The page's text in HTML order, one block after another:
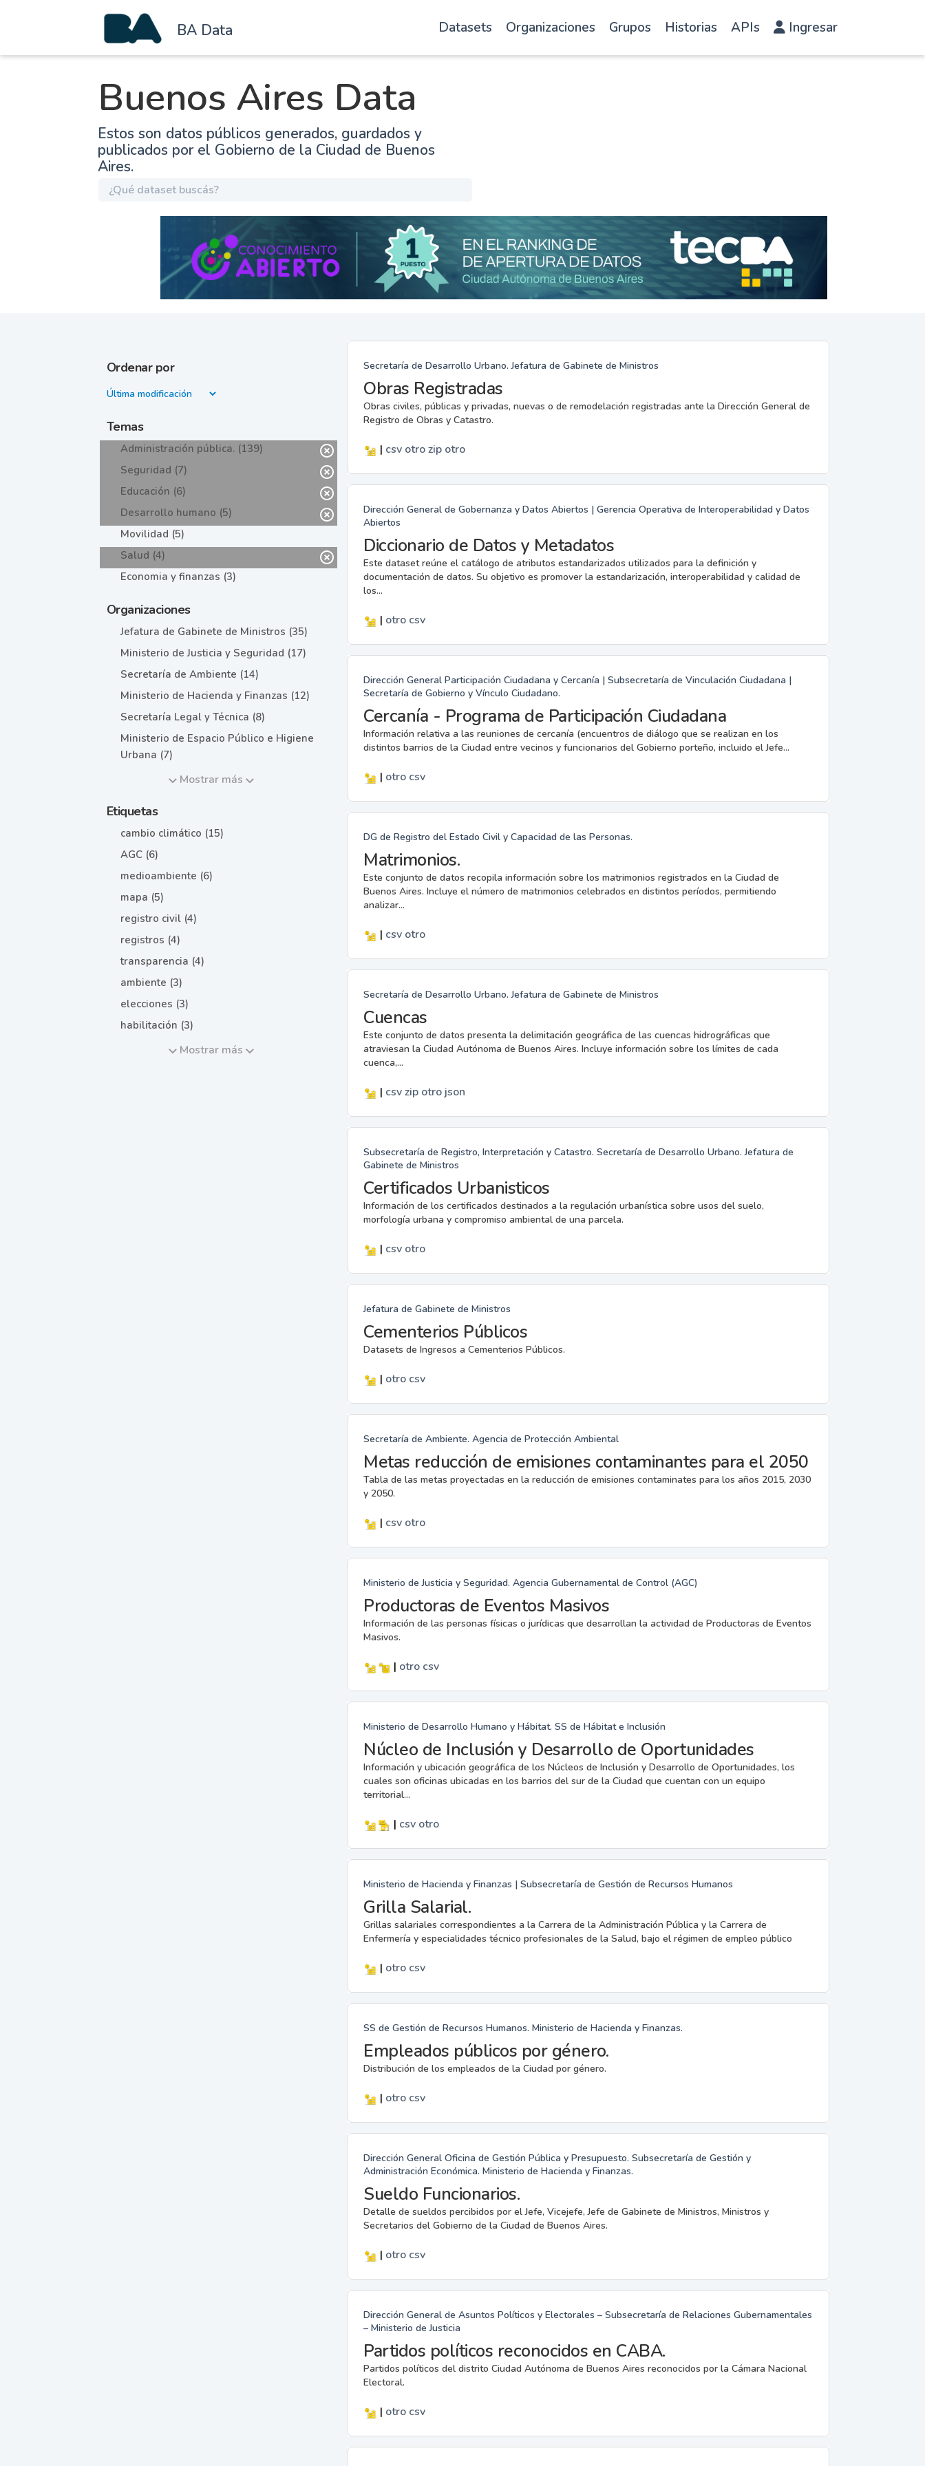
BA Data Datasets Organizaciones Grupos Historias APIs Ingresar
Buenos Aires Data
Estos son datos públicos generados, guardados y
publicados por el Gobierno de la Ciudad de Buenos
Aires.
Ordenar por
Temas
Administración pública. (139)
Seguridad (7)
Educación (6)
Desarrollo humano (5)
Movilidad (5)
Salud (4)
Economia y finanzas (3)
Organizaciones
Jefatura de Gabinete de Ministros (35)
Ministerio de Justicia y Seguridad (17)
Secretaría de Ambiente (14)
Ministerio de Hacienda y Finanzas (12)
Secretaría Legal y Técnica (8)
Ministerio de Espacio Público e Higiene
Urbana (7)
Mostrar más
Etiquetas
cambio climático (15)
AGC (6)
medioambiente (6)
mapa (5)
registro civil (4)
registros (4)
transparencia (4)
ambiente (3)
elecciones (3)
habilitación (3)
Mostrar más
Secretaría de Desarrollo Urbano. Jefatura de Gabinete de Ministros
Obras Registradas
Obras civiles, públicas y privadas, nuevas o de remodelación registradas ante la Dirección General de
Registro de Obras y Catastro.
| csv otrozip otro
Dirección General de Gobernanza y Datos Abiertos | Gerencia Operativa de Interoperabilidad y Datos
Abiertos
Diccionario de Datos y Metadatos
Este dataset reúne el catálogo de atributos estandarizados utilizados para la definición y
documentación de datos. Su objetivo es promover la estandarización, interoperabilidad y calidad de
los...
| otro csv
Dirección General Participación Ciudadana y Cercanía | Subsecretaría de Vinculación Ciudadana |
Secretaría de Gobierno y Vínculo Ciudadano.
Cercanía - Programa de Participación Ciudadana
Información relativa a las reuniones de cercanía (encuentros de diálogo que se realizan en los
distintos barrios de la Ciudad entre vecinos y funcionarios del Gobierno porteño, incluido el Jefe...
| otro csv
DG de Registro del Estado Civil y Capacidad de las Personas.
Matrimonios.
Este conjunto de datos recopila información sobre los matrimonios registrados en la Ciudad de
Buenos Aires. Incluye el número de matrimonios celebrados en distintos períodos, permitiendo
analizar...
| csv otro
Secretaría de Desarrollo Urbano. Jefatura de Gabinete de Ministros
Cuencas
Este conjunto de datos presenta la delimitación geográfica de las cuencas hidrográficas que
atraviesan la Ciudad Autónoma de Buenos Aires. Incluye información sobre los límites de cada
cuenca,...
| csvzip otrojson
Subsecretaría de Registro, Interpretación y Catastro. Secretaría de Desarrollo Urbano. Jefatura de
Gabinete de Ministros
Certificados Urbanisticos
Información de los certificados destinados a la regulación urbanística sobre usos del suelo,
morfología urbana y compromiso ambiental de una parcela.
| csv otro
Jefatura de Gabinete de Ministros
Cementerios Públicos
Datasets de Ingresos a Cementerios Públicos.
| otro csv
Secretaría de Ambiente. Agencia de Protección Ambiental
Metas reducción de emisiones contaminantes para el 2050
Tabla de las metas proyectadas en la reducción de emisiones contaminates para los años 2015, 2030
y 2050.
| csv otro
Ministerio de Justicia y Seguridad. Agencia Gubernamental de Control (AGC)
Productoras de Eventos Masivos
Información de las personas físicas o jurídicas que desarrollan la actividad de Productoras de Eventos
Masivos.
| otro csv
Ministerio de Desarrollo Humano y Hábitat. SS de Hábitat e Inclusión
Núcleo de Inclusión y Desarrollo de Oportunidades
Información y ubicación geográfica de los Núcleos de Inclusión y Desarrollo de Oportunidades, los
cuales son oficinas ubicadas en los barrios del sur de la Ciudad que cuentan con un equipo
territorial...
| csv otro
Ministerio de Hacienda y Finanzas | Subsecretaría de Gestión de Recursos Humanos
Grilla Salarial.
Grillas salariales correspondientes a la Carrera de la Administración Pública y la Carrera de
Enfermería y especialidades técnico profesionales de la Salud, bajo el régimen de empleo público
| otro csv
SS de Gestión de Recursos Humanos. Ministerio de Hacienda y Finanzas.
Empleados públicos por género.
Distribución de los empleados de la Ciudad por género.
| otro csv
Dirección General Oficina de Gestión Pública y Presupuesto. Subsecretaría de Gestión y
Administración Económica. Ministerio de Hacienda y Finanzas.
Sueldo Funcionarios.
Detalle de sueldos percibidos por el Jefe, Vicejefe, Jefe de Gabinete de Ministros, Ministros y
Secretarios del Gobierno de la Ciudad de Buenos Aires.
| otro csv
Dirección General de Asuntos Políticos y Electorales – Subsecretaría de Relaciones Gubernamentales
– Ministerio de Justicia
Partidos políticos reconocidos en CABA.
Partidos políticos del distrito Ciudad Autónoma de Buenos Aires reconocidos por la Cámara Nacional
Electoral.
| otro csv